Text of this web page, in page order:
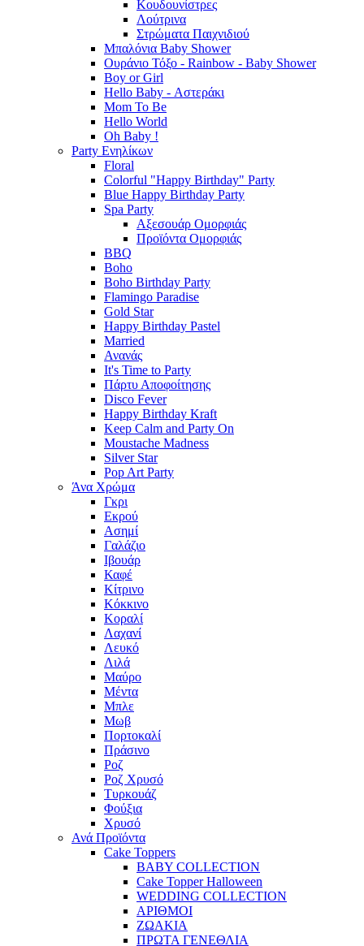
Κουδουνίστρες
Λούτρινα
Στρώματα Παιχνιδιού
Μπαλόνια Baby Shower
Ουράνιο Τόξο - Rainbow - Baby Shower
Boy or Girl
Hello Baby - Αστεράκι
Mom To Be
Hello World
Oh Baby !
Party Ενηλίκων
Floral
Colorful "Happy Birthday" Party
Blue Happy Birthday Party
Spa Party
Αξεσουάρ Ομορφιάς
Προϊόντα Ομορφιάς
BBQ
Boho
Boho Birthday Party
Flamingo Paradise
Gold Star
Happy Birthday Pastel
Married
Ανανάς
It's Time to Party
Πάρτυ Αποφοίτησης
Disco Fever
Happy Birthday Kraft
Keep Calm and Party On
Moustache Madness
Silver Star
Pop Art Party
Άνα Χρώμα
Γκρι
Εκρού
Ασημί
Γαλάζιο
Ιβουάρ
Καφέ
Κίτρινο
Κόκκινο
Κοραλί
Λαχανί
Λευκό
Λιλά
Μαύρο
Μέντα
Μπλε
Μωβ
Πορτοκαλί
Πράσινο
Ροζ
Ροζ Χρυσό
Τυρκουάζ
Φούξια
Χρυσό
Ανά Προϊόντα
Cake Toppers
BABY COLLECTION
Cake Topper Halloween
WEDDING COLLECTION
ΑΡΙΘΜΟΙ
ΖΩΑΚΙΑ
ΠΡΩΤΑ ΓΕΝΕΘΛΙΑ